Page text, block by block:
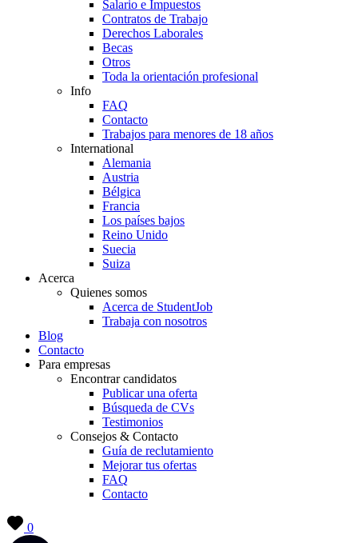
Salario e Impuestos
Contratos de Trabajo
Derechos Laborales
Becas
Otros
Toda la orientación profesional
Info
FAQ
Contacto
Trabajos para menores de 18 años
International
Alemania
Austria
Bélgica
Francia
Los países bajos
Reino Unido
Suecia
Suiza
Acerca
Quienes somos
Acerca de StudentJob
Trabaja con nosotros
Blog
Contacto
Para empresas
Encontrar candidatos
Publicar una oferta
Búsqueda de CVs
Testimonios
Consejos & Contacto
Guía de reclutamiento
Mejorar tus ofertas
FAQ
Contacto
0